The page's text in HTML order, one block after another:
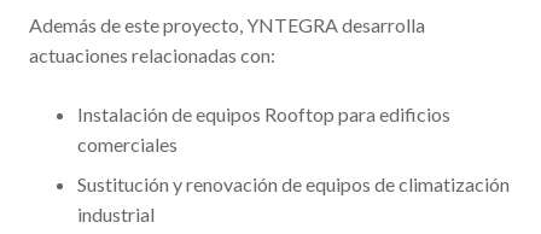
Además de este proyecto, YNTEGRA desarrolla
actuaciones relacionadas con:
Instalación de equipos Rooftop para edificios
comerciales
Sustitución y renovación de equipos de climatización
industrial